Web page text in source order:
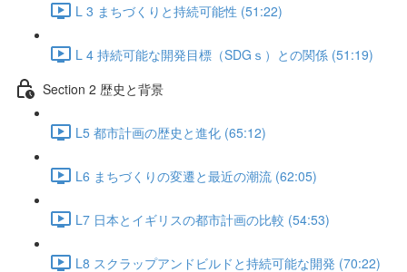
L 3 まちづくりと持続可能性 (51:22)
L 4 持続可能な開発目標（SDGｓ）との関係 (51:19)
Section 2 歴史と背景
L5 都市計画の歴史と進化 (65:12)
L6 まちづくりの変遷と最近の潮流 (62:05)
L7 日本とイギリスの都市計画の比較 (54:53)
L8 スクラップアンドビルドと持続可能な開発 (70:22)